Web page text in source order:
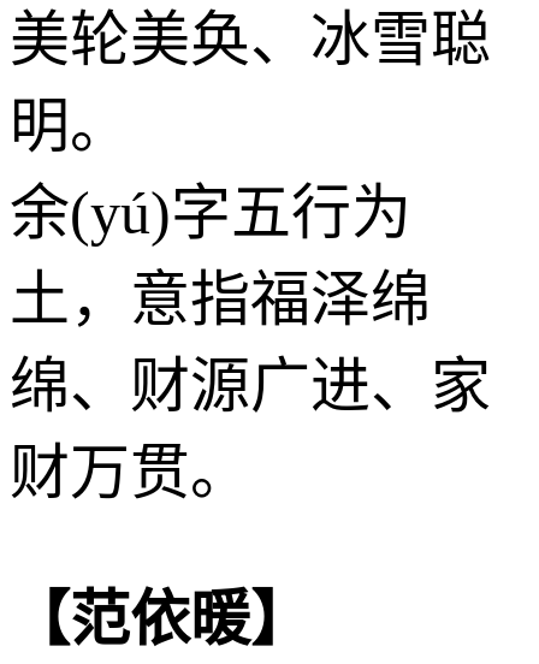
美轮美奂、冰雪聪
明。
余(yú)字五行为
土，意指福泽绵
绵、财源广进、家
财万贯。
【范依暖】